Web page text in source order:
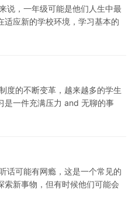
说，一年级可能是他们人生中最
适应新的学校环境，学习基本的
度的不断变革，越来越多的学生
是一件充满压力 and 无聊的事
话可能有网瘾，这是一个常见的
索新事物，但有时候他们可能会